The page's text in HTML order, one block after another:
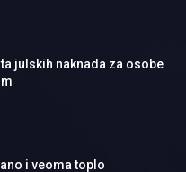
julskih naknada za osobe
i veoma toplo